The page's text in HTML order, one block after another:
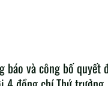
báo và công bố quyết